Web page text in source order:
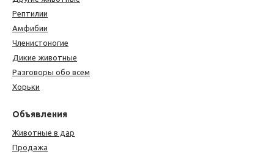
Рептилии
Амфибии
Членистоногие
Дикие животные
Разговоры обо всем
Хорьки
Объявления
Животные в дар
Продажа